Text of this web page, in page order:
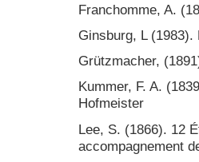
Franchomme, A.
Ginsburg, L
Grützmacher,
Kummer, F. A.
Hofmeister
Lee, S. (1866). 12
accompagnement